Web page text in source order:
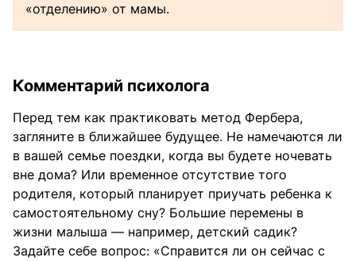
«отделению» от мамы.
Комментарий психолога
Перед тем как практиковать метод Фербера,
загляните в ближайшее будущее. Не намечаются ли
в вашей семье поездки, когда вы будете ночевать
вне дома? Или временное отсутствие того
родителя, который планирует приучать ребенка к
самостоятельному сну? Большие перемены в
жизни малыша — например, детский садик?
Задайте себе вопрос: «Справится ли он сейчас с